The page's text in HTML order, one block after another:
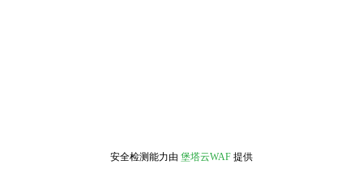
安全检测能力由 堡塔云WAF 提供